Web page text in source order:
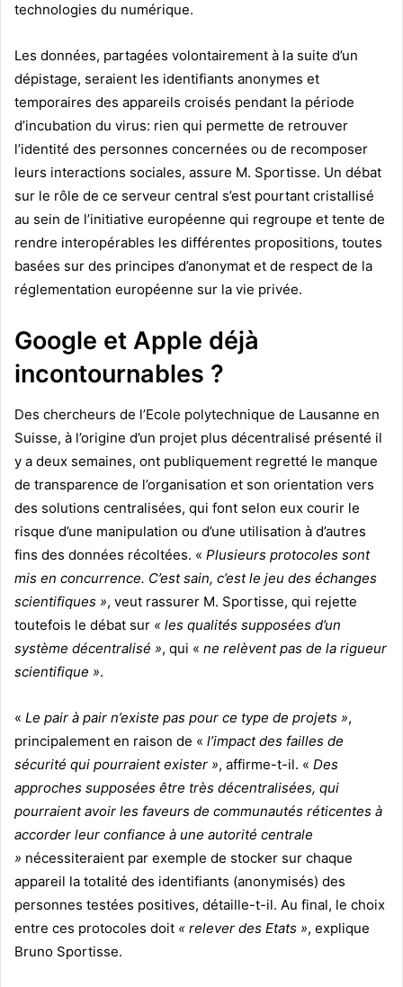
technologies du numérique.
Les données, partagées volontairement à la suite d’un
dépistage, seraient les identifiants anonymes et
temporaires des appareils croisés pendant la période
d’incubation du virus: rien qui permette de retrouver
l’identité des personnes concernées ou de recomposer
leurs interactions sociales, assure M. Sportisse. Un débat
sur le rôle de ce serveur central s’est pourtant cristallisé
au sein de l’initiative européenne qui regroupe et tente de
rendre interopérables les différentes propositions, toutes
basées sur des principes d’anonymat et de respect de la
réglementation européenne sur la vie privée.
Google et Apple déjà
incontournables ?
Des chercheurs de l’Ecole polytechnique de Lausanne en
Suisse, à l’origine d’un projet plus décentralisé présenté il
y a deux semaines, ont publiquement regretté le manque
de transparence de l’organisation et son orientation vers
des solutions centralisées, qui font selon eux courir le
risque d’une manipulation ou d’une utilisation à d’autres
fins des données récoltées. « Plusieurs protocoles sont
mis en concurrence. C’est sain, c’est le jeu des échanges
scientifiques », veut rassurer M. Sportisse, qui rejette
toutefois le débat sur « les qualités supposées d’un
système décentralisé », qui « ne relèvent pas de la rigueur
scientifique ».
« Le pair à pair n’existe pas pour ce type de projets »,
principalement en raison de « l’impact des failles de
sécurité qui pourraient exister », affirme-t-il. « Des
approches supposées être très décentralisées, qui
pourraient avoir les faveurs de communautés réticentes à
accorder leur confiance à une autorité centrale
» nécessiteraient par exemple de stocker sur chaque
appareil la totalité des identifiants (anonymisés) des
personnes testées positives, détaille-t-il. Au final, le choix
entre ces protocoles doit « relever des Etats », explique
Bruno Sportisse.